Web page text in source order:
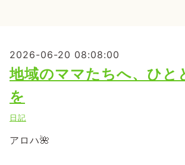
2026-06-20 08:08:00
地域のママたちへ、ひと
を
日記
アロハ🌺